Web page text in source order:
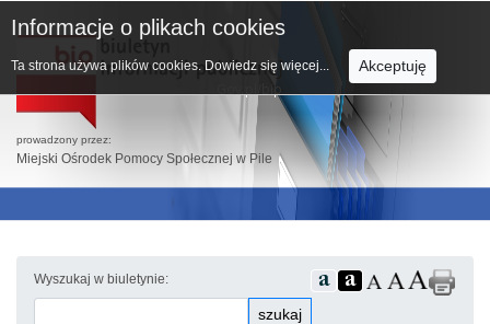
prowadzony przez:
Miejski Ośrodek Pomocy Społecznej w Pile
Wyszukaj w biuletynie:
szukaj
Informacje o plikach cookies
Ta strona używa plików cookies. Dowiedz się więcej... Akceptuję